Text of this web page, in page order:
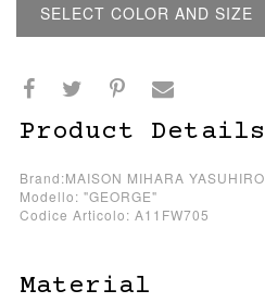
SELECT COLOR AND SIZE
Product Details
Brand:MAISON MIHARA YASUHIRO
Modello: "GEORGE"
Codice Articolo: A11FW705
Material